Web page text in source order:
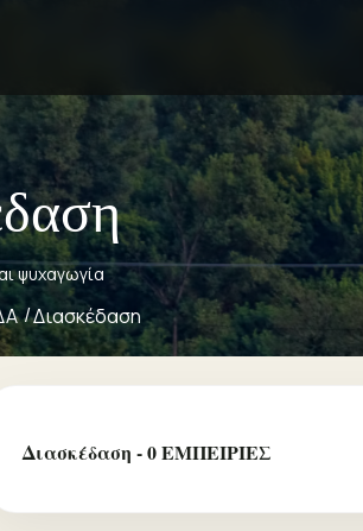
ψυχαγωγία
Διασκέδαση
Διασκέδαση - 0 ΕΜΠΕΙΡΙΕΣ